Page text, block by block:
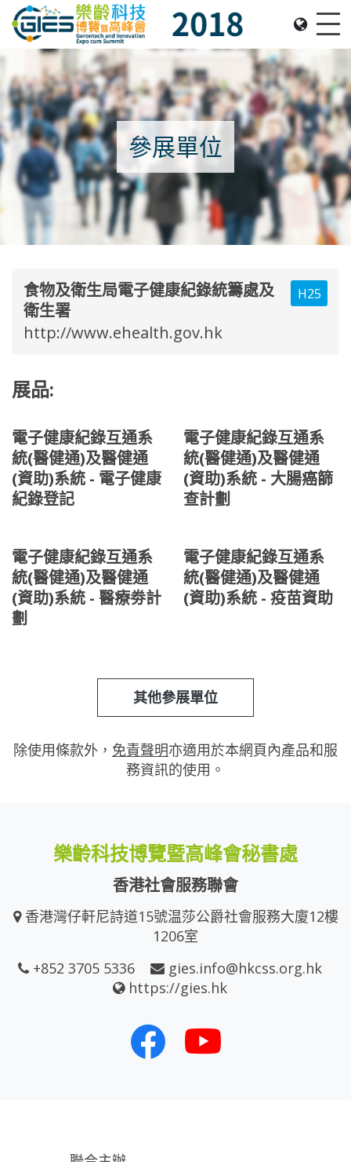
Date: Expo: 22-25 November 2018, Venue: Hall 1A-
參展單位
H25
食物及衛生局電子健康紀錄統籌處及
衛生署
http://www.ehealth.gov.hk
展品:
電子健康紀錄互通系
統(醫健通)及醫健通
(資助)系統 - 電子健康
紀錄登記
電子健康紀錄互通系
統(醫健通)及醫健通
(資助)系統 - 大腸癌篩
查計劃
電子健康紀錄互通系
統(醫健通)及醫健通
(資助)系統 - 醫療劵計
劃
電子健康紀錄互通系
統(醫健通)及醫健通
(資助)系統 - 疫苗資助
其他參展單位
除使用條款外， 免責聲明亦適用於本網頁內產品和服
務資訊的使用。
樂齡科技博覽暨高峰會秘書處
香港社會服務聯會
香港灣仔軒尼詩道15號温莎公爵社會服務大廈12樓
1206室
+852 3705 5336
gies.info@hkcss.org.hk
https://gies.hk